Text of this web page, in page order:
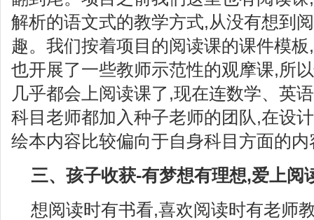
解析的语文式的教学方式,从没有想到
趣。我们按着项目的阅读课的课件模
也开展了一些教师示范性的观摩课,所
几乎都会上阅读课了,现在连数学、英
科目老师都加入种子老师的团队,在设
绘本内容比较偏向于自身科目方面的内
三、孩子收获-有梦想有理想,爱上阅
想阅读时有书看,喜欢阅读时有老师